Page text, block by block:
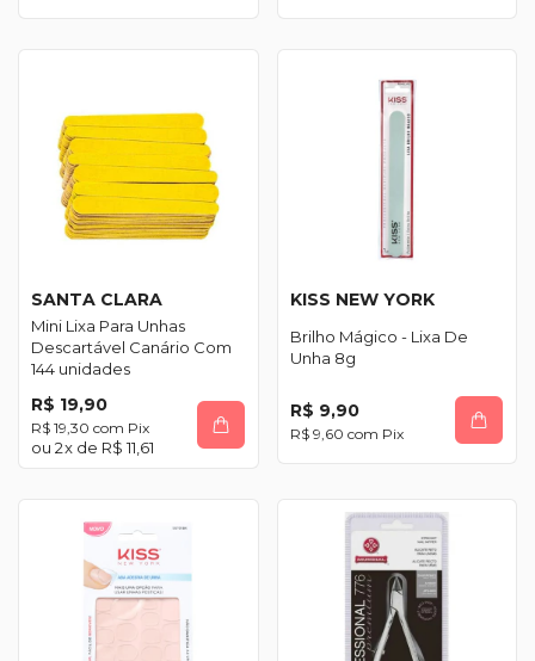
SANTA CLARA
Mini Lixa Para Unhas
Descartável Canário Com
144 unidades
R$ 19,90
R$ 19,30 com Pix
2x de R$ 11,61
KISS NEW YORK
Brilho Mágico - Lixa De
Unha 8g
R$ 9,90
R$ 9,60 com Pix